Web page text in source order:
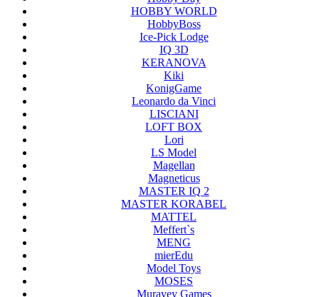
HOBBY WORLD
HobbyBoss
Ice-Pick Lodge
IQ 3D
KERANOVA
Kiki
KonigGame
Leonardo da Vinci
LISCIANI
LOFT BOX
Lori
LS Model
Magellan
Magneticus
MASTER IQ 2
MASTER KORABEL
MATTEL
Meffert`s
MENG
mierEdu
Model Toys
MOSES
Muravey Games